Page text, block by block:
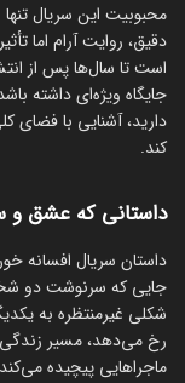
محبوبیت این سریال
دقیق، روایت آرام اما
است تا سال‌ها پس از
جایگاه ویژه‌ای داشته
دارید، آشنایی با فضای
کند.
داستانی که عشق و
داستان سریال افسانه
جایی که سرنوشت دو
شکلی غیرمنتظره به
رخ می‌دهد، مسیر
ماجراهایی پیچیده